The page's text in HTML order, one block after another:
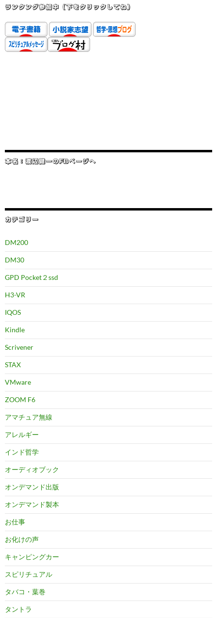
ランクング参加中（下をクリックしてね）
本名：渡辺健一のFBページへ
カテゴリー
DM200
DM30
GPD Pocket２ssd
H3-VR
IQOS
Kindle
Scrivener
STAX
VMware
ZOOM F6
アマチュア無線
アレルギー
インド哲学
オーディオブック
オンデマンド出版
オンデマンド製本
お仕事
お化けの声
キャンピングカー
スピリチュアル
タバコ・葉巻
タントラ